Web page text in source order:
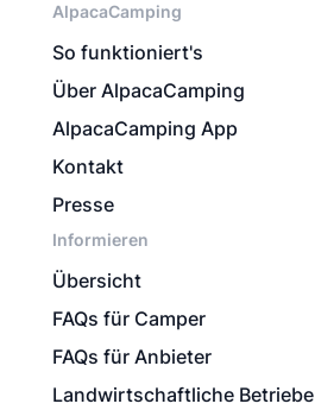
AlpacaCamping
So funktioniert's
Über AlpacaCamping
AlpacaCamping App
Kontakt
Presse
Informieren
Übersicht
FAQs für Camper
FAQs für Anbieter
Landwirtschaftliche Betriebe